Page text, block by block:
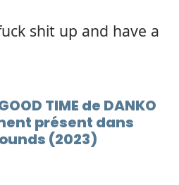
shit up and have a
TIME de DANKO
présent dans
(2023)